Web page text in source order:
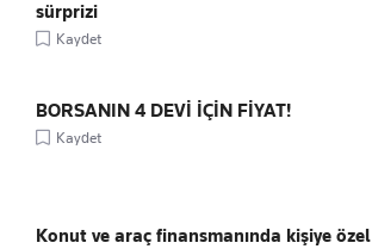
sürprizi
Kaydet
BORSANIN 4 DEVİ İÇİN FİYAT!
Kaydet
Konut ve araç finansmanında kişiye özel